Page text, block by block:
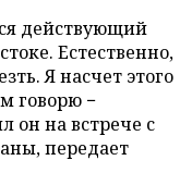
действующий
Естественно,
Я насчет этого
говорю −
он на встрече с
передает